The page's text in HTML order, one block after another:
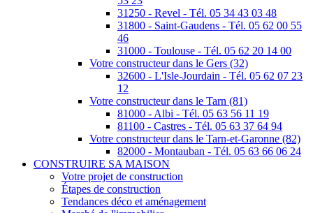
31250 - Revel - Tél. 05 34 43 03 48
31800 - Saint-Gaudens - Tél. 05 62 00 55
46
31000 - Toulouse - Tél. 05 62 20 14 00
Votre constructeur dans le Gers (32)
32600 - L'Isle-Jourdain - Tél. 05 62 07 23
12
Votre constructeur dans le Tarn (81)
81000 - Albi - Tél. 05 63 56 11 19
81100 - Castres - Tél. 05 63 37 64 94
Votre constructeur dans le Tarn-et-Garonne (82)
82000 - Montauban - Tél. 05 63 66 06 24
CONSTRUIRE SA MAISON
Votre projet de construction
Étapes de construction
Tendances déco et aménagement